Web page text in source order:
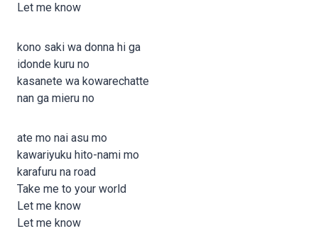
Let me know
kono saki wa donna hi ga
idonde kuru no
kasanete wa kowarechatte
nan ga mieru no
ate mo nai asu mo
kawariyuku hito-nami mo
karafuru na road
Take me to your world
Let me know
Let me know